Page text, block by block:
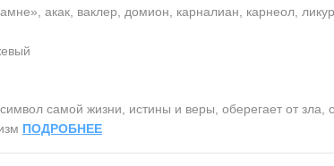
акак, ваклер, домион, карналиан, карнеол,
самой жизни, истины и веры, оберегает от зла,
ПОДРОБНЕЕ